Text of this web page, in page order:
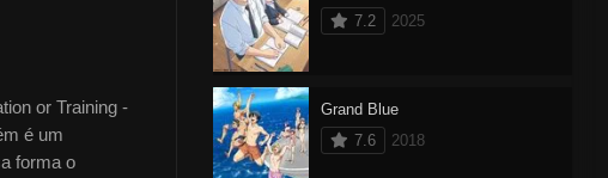
or Training -
é um
forma o
7.2
2025
Grand Blue
7.6
2018